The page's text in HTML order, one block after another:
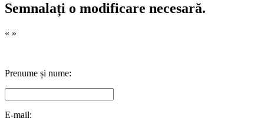
Semnalați o modificare necesară.
« »
Prenume și nume:
E-mail: